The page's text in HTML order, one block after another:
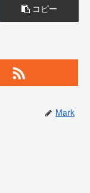
コピー
Mark